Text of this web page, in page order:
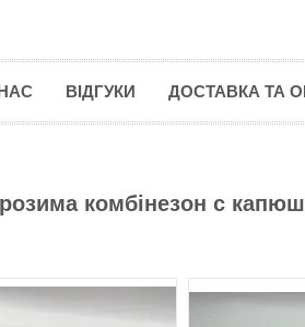
ВІДГУКИ ДОСТАВКА ТА
комбінезон с